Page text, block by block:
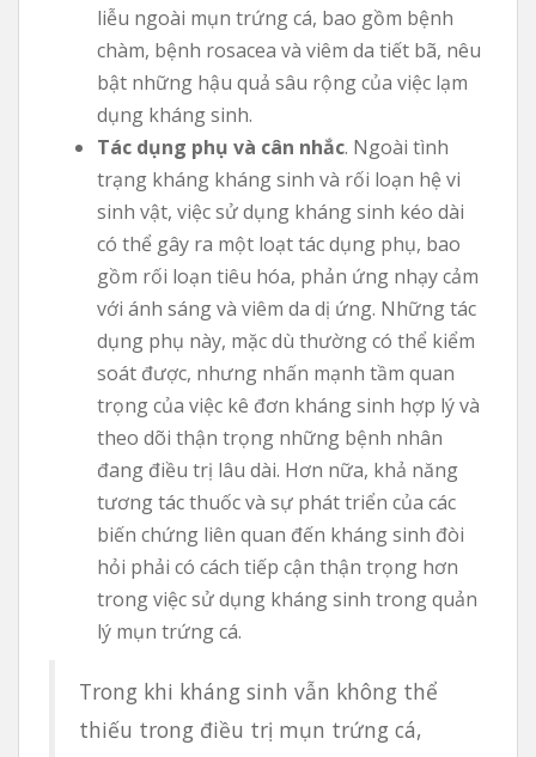
liễu ngoài mụn trứng cá, bao gồm bệnh
chàm, bệnh rosacea và viêm da tiết bã, nêu
bật những hậu quả sâu rộng của việc lạm
dụng kháng sinh.
Tác dụng phụ và cân nhắc. Ngoài tình
trạng kháng kháng sinh và rối loạn hệ vi
sinh vật, việc sử dụng kháng sinh kéo dài
có thể gây ra một loạt tác dụng phụ, bao
gồm rối loạn tiêu hóa, phản ứng nhạy cảm
với ánh sáng và viêm da dị ứng. Những tác
dụng phụ này, mặc dù thường có thể kiểm
soát được, nhưng nhấn mạnh tầm quan
trọng của việc kê đơn kháng sinh hợp lý và
theo dõi thận trọng những bệnh nhân
đang điều trị lâu dài. Hơn nữa, khả năng
tương tác thuốc và sự phát triển của các
biến chứng liên quan đến kháng sinh đòi
hỏi phải có cách tiếp cận thận trọng hơn
trong việc sử dụng kháng sinh trong quản
lý mụn trứng cá.
Trong khi kháng sinh vẫn không thể
thiếu trong điều trị mụn trứng cá,